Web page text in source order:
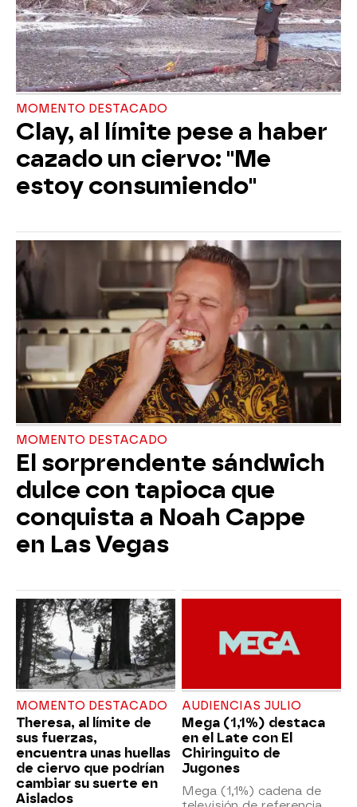
MOMENTO DESTACADO
Clay, al límite pese a haber
cazado un ciervo: "Me
estoy consumiendo"
MOMENTO DESTACADO
El sorprendente sándwich
dulce con tapioca que
conquista a Noah Cappe
en Las Vegas
MOMENTO DESTACADO
Theresa, al límite de
sus fuerzas,
encuentra unas huellas
de ciervo que podrían
cambiar su suerte en
Aislados
AUDIENCIAS JULIO
Mega (1,1%) destaca
en el Late con El
Chiringuito de
Jugones
Mega (1,1%) cadena de